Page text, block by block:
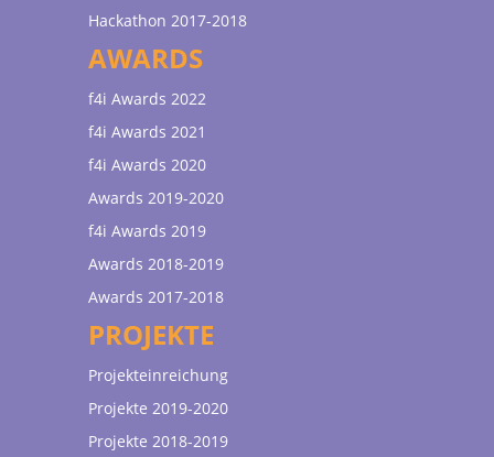
Hackathon 2017-2018
AWARDS
f4i Awards 2022
f4i Awards 2021
f4i Awards 2020
Awards 2019-2020
f4i Awards 2019
Awards 2018-2019
Awards 2017-2018
PROJEKTE
Projekteinreichung
Projekte 2019-2020
Projekte 2018-2019